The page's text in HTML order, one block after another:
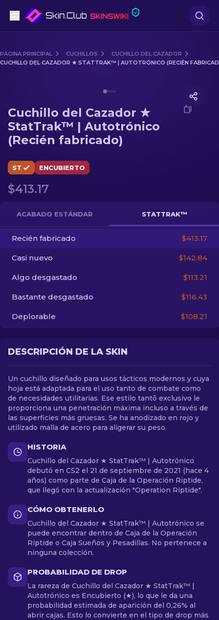
Gama media
Fusiles de Francotirador
Cuchillos
Guantes
Cajas
Otro
ES
PÁGINA PRINCIPAL CUCHILLOS
CUCHILLO DEL CAZADOR
CUCHILLO DEL CAZADOR ★ STATTRAK™ | AUTOTRÓNICO (RECIÉN
Cuchillo del Cazador ★
StatTrak™ | Autotrónico
(Recién fabricado)
ST ENCUBIERTO
$413.17
ACABADO ESTÁNDAR STATTRAK™
Recién fabricado $413.17
Casi nuevo $142.84
Algo desgastado $113.21
Bastante desgastado $116.43
Deplorable $108.21
DESCRIPCIÓN DE LA SKIN
Un cuchillo diseñado para usos tácticos modernos y cuya
hoja está adaptada para el uso tanto de combate como
de necesidades utilitarias. Ese estilo tantō exclusivo le
proporciona una penetración máxima incluso a través de
las superficies más gruesas. Se ha anodizado en rojo y
utilizado malla de acero para aligerar su peso.
HISTORIA
Cuchillo del Cazador ★ StatTrak™ | Autotrónico
debutó en CS2 el 21 de septiembre de 2021 (hace 4
años) como parte de Caja de la Operación Riptide,
que llegó con la actualización "Operation Riptide".
CÓMO OBTENERLO
Cuchillo del Cazador ★ StatTrak™ | Autotrónico se
puede encontrar dentro de Caja de la Operación
Riptide o Caja Sueños y Pesadillas. No pertenece a
ninguna colección.
PROBABILIDAD DE DROP
La rareza de Cuchillo del Cazador ★ StatTrak™ |
Autotrónico es Encubierto (★), lo que le da una
probabilidad estimada de aparición del 0,26% al
abrir cajas. Esto lo convierte en el tipo de drop más